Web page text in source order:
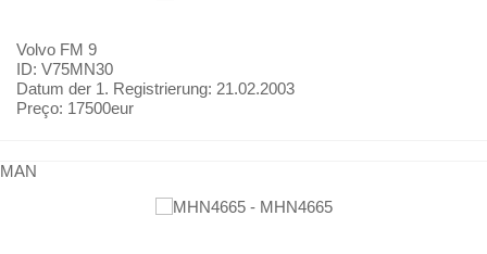
Volvo FM 9
ID: V75MN30
Datum der 1. Registrierung: 21.02.2003
Preço: 17500eur
MAN